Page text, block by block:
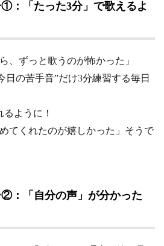
：「たった3分」で歌えるよ
、ずっと歌うのが怖かった」
日の苦手音”だけ3分練習する毎日
ように！
てくれたのが嬉しかった」そうで
：「自分の声」が分かった